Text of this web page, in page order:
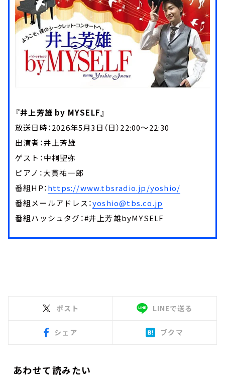
『井上芳雄 by MYSELF』
放送日時：2026年5月3日（日）22:00～22:30
出演者：井上芳雄
ゲスト：中桐聖弥
ピアノ：大貫祐一郎
番組HP：https://www.tbsradio.jp/yoshio/
番組メールアドレス：yoshio@tbs.co.jp
番組ハッシュタグ：#井上芳雄byMYSELF
ポスト LINEで送る
シェア ブクマ
あわせて読みたい